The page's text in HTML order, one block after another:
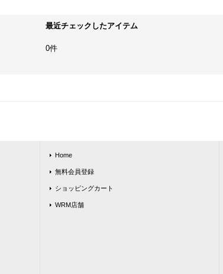
最近チェックしたアイテム
0件
Home
無料会員登録
ショッピングカート
WRM店舗